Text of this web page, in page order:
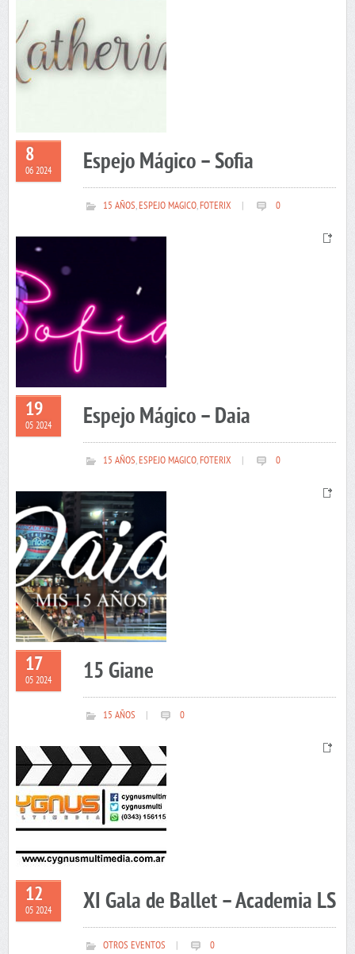
8
06 2024 Espejo Mágico – Sofia
15 AÑOS,ESPEJO MAGICO,FOTERIX 0
19
05 2024 Espejo Mágico – Daia
15 AÑOS,ESPEJO MAGICO,FOTERIX 0
17
05 2024 15 Giane
15 AÑOS 0
12
05 2024 XI Gala de Ballet – Academia LS
OTROS EVENTOS 0